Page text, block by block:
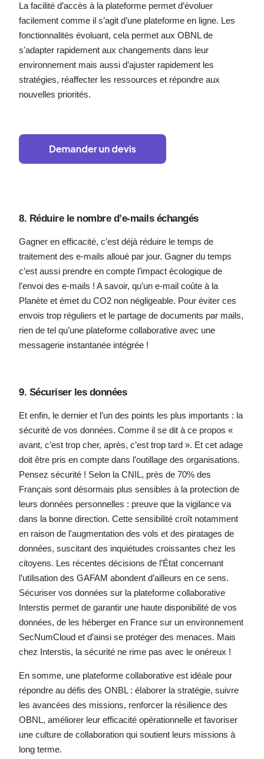
La facilité d’accès à la plateforme permet d’évoluer
facilement comme il s’agit d’une plateforme en ligne. Les
fonctionnalités évoluant, cela permet aux OBNL de
s'adapter rapidement aux changements dans leur
environnement mais aussi d’ajuster rapidement les
stratégies, réaffecter les ressources et répondre aux
nouvelles priorités.
8. Réduire le nombre d’e-mails échangés
Gagner en efficacité, c’est déjà réduire le temps de
traitement des e-mails alloué par jour. Gagner du temps
c’est aussi prendre en compte l’impact écologique de
l’envoi des e-mails ! A savoir, qu’un e-mail coûte à la
Planète et émet du CO2 non négligeable. Pour éviter ces
envois trop réguliers et le partage de documents par mails,
rien de tel qu’une plateforme collaborative avec une
messagerie instantanée intégrée !
9. Sécuriser les données
Et enfin, le dernier et l’un des points les plus importants : la
sécurité de vos données. Comme il se dit à ce propos «
avant, c’est trop cher, après, c’est trop tard ». Et cet adage
doit être pris en compte dans l’outillage des organisations.
Pensez sécurité ! Selon la CNIL, près de 70% des
Français sont désormais plus sensibles à la protection de
leurs données personnelles : preuve que la vigilance va
dans la bonne direction. Cette sensibilité croît notamment
en raison de l'augmentation des vols et des piratages de
données, suscitant des inquiétudes croissantes chez les
citoyens. Les récentes décisions de l’État concernant
l’utilisation des GAFAM abondent d’ailleurs en ce sens.
Sécuriser vos données sur la plateforme collaborative
Interstis permet de garantir une haute disponibilité de vos
données, de les héberger en France sur un environnement
SecNumCloud et d’ainsi se protéger des menaces. Mais
chez Interstis, la sécurité ne rime pas avec le onéreux !
En somme, une plateforme collaborative est idéale pour
répondre au défis des ONBL : élaborer la stratégie, suivre
les avancées des missions, renforcer la résilience des
OBNL, améliorer leur efficacité opérationnelle et favoriser
une culture de collaboration qui soutient leurs missions à
long terme.